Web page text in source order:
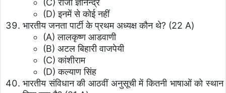
(D) इनमें से कोई नहीं
भारतीय जनता पार्टी के प्रथम अध्यक्ष कौन थे? (22 A)
(A) लालकृष्ण आडवाणी
(B) अटल बिहारी वाजपेयी
(C) कांशीराम
(D) कल्याण सिंह
भारतीय संविधान की आठवीं अनुसूची में कितनी भाषाओं को स्थान